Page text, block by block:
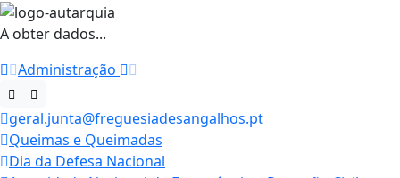
A obter dados...
Administração
geral.junta@freguesiadesangalhos.pt
Queimas e Queimadas
Dia da Defesa Nacional